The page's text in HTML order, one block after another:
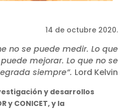
14 de octubre 2020.
no se puede medir. Lo que
mejorar. Lo que no se
siempre”. Lord Kelvin
y desarrollos
y CONICET, y la